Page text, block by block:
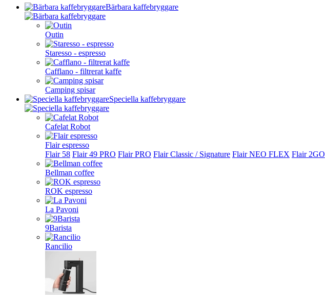
Bärbara kaffebryggare
Outin
Staresso - espresso
Cafflano - filtrerat kaffe
Camping spisar
Speciella kaffebryggare
Cafelat Robot
Flair espresso
Flair 58 Flair 49 PRO Flair PRO Flair Classic / Signature Flair NEO FLEX Flair 2GO
Bellman coffee
ROK espresso
La Pavoni
9Barista
Rancilio